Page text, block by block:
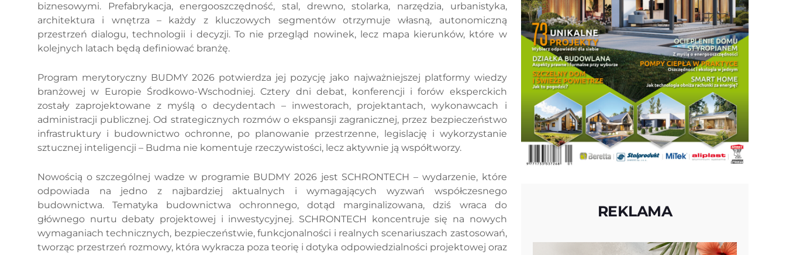
biznesowymi. Prefabrykacja, energooszczędność, stal, drewno, stolarka, narzędzia, urbanistyka,
architektura i wnętrza – każdy z kluczowych segmentów otrzymuje własną, autonomiczną
przestrzeń dialogu, technologii i decyzji. To nie przegląd nowinek, lecz mapa kierunków, które w
kolejnych latach będą definiować branżę.
Program merytoryczny BUDMY 2026 potwierdza jej pozycję jako najważniejszej platformy wiedzy
branżowej w Europie Środkowo-Wschodniej. Cztery dni debat, konferencji i forów eksperckich
zostały zaprojektowane z myślą o decydentach – inwestorach, projektantach, wykonawcach i
administracji publicznej. Od strategicznych rozmów o ekspansji zagranicznej, przez bezpieczeństwo
infrastruktury i budownictwo ochronne, po planowanie przestrzenne, legislację i wykorzystanie
sztucznej inteligencji – Budma nie komentuje rzeczywistości, lecz aktywnie ją współtworzy.
Nowością o szczególnej wadze w programie BUDMY 2026 jest SCHRONTECH – wydarzenie, które
odpowiada na jedno z najbardziej aktualnych i wymagających wyzwań współczesnego
budownictwa. Tematyka budownictwa ochronnego, dotąd marginalizowana, dziś wraca do
głównego nurtu debaty projektowej i inwestycyjnej. SCHRONTECH koncentruje się na nowych
wymaganiach technicznych, bezpieczeństwie, funkcjonalności i realnych scenariuszach zastosowań,
tworząc przestrzeń rozmowy, która wykracza poza teorię i dotyka odpowiedzialności projektowej oraz
REKLAMA